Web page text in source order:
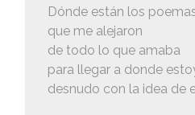
Dónde están los
que me alejaron
de todo lo que amaba
para llegar a donde
desnudo con la idea de